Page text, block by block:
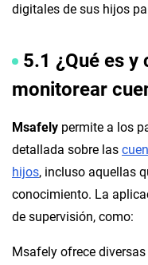
digitales de sus hijos
5.1 ¿Qué es y
monitorear
Msafely permite a los
detallada sobre las
hijos, incluso aquellas
conocimiento. La
de supervisión, como:
Msafely ofrece